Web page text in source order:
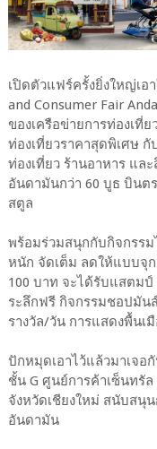
เปิดตัวแฟร์ครั้งยิ่งใหญ่เอ
and Consumer Fair
ของเครือข่ายการท่องเที่
ท่องเที่ยวราคาสุดพิเศษ
ท่องเที่ยว ร้านอาหาร แล
อันดามันกว่า 60 บูธ บินต
สตูล
พร้อมร่วมสนุกกับกิจกรรม
หนัก จัดเต็ม ลดให้แบบจุ
100 บาท จะได้รับแสตมป์
ระลึกฟรี กิจกรรมชอปมัน
รางวัล/วัน การแสดงพื้นเ
ปักหมุดเอาไว้แล้วมาเจอ
ชั้น G ศูนย์การค้าเซ็นทรั
จังหวัดเชียงใหม่ สนับสนุ
อันดามัน